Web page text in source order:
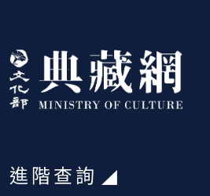
:::
:::
進階查詢